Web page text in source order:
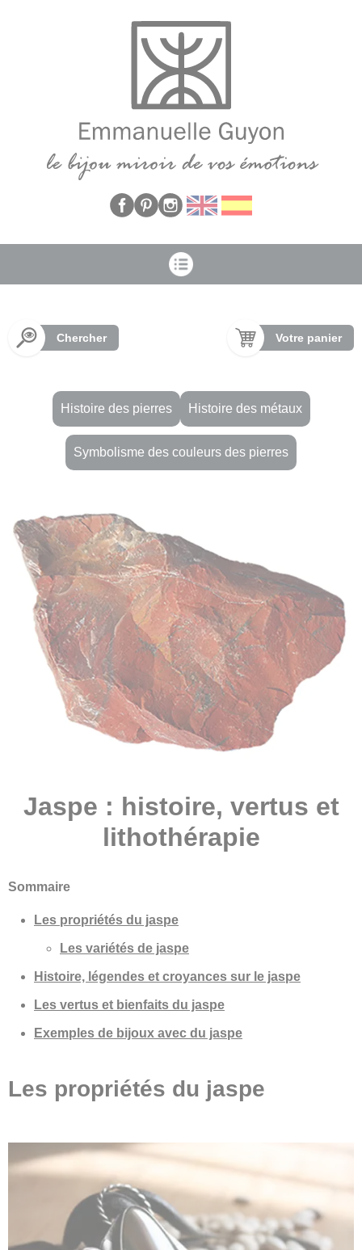
Chercher Votre panier
Histoire des pierres Histoire des métaux
Symbolisme des couleurs des pierres
Jaspe : histoire, vertus et
lithothérapie
Sommaire
Les propriétés du jaspe
Les variétés de jaspe
Histoire, légendes et croyances sur le jaspe
Les vertus et bienfaits du jaspe
Exemples de bijoux avec du jaspe
Les propriétés du jaspe